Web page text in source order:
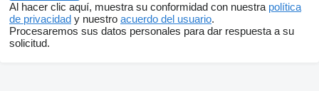
Al hacer clic aquí, muestra su conformidad con nuestra política
de privacidad y nuestro acuerdo del usuario.
Procesaremos sus datos personales para dar respuesta a su
solicitud.